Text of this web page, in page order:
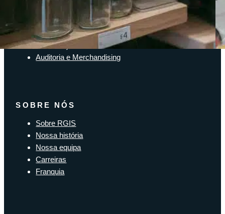
Soluções de inventário
Solução de Software Enterprise
Soluções para a cadeia de suprimentos
Identificação de Ativos
Auditoria e Merchandising
SOBRE NÓS
Sobre RGIS
Nossa história
Nossa equipa
Carreiras
Franquia